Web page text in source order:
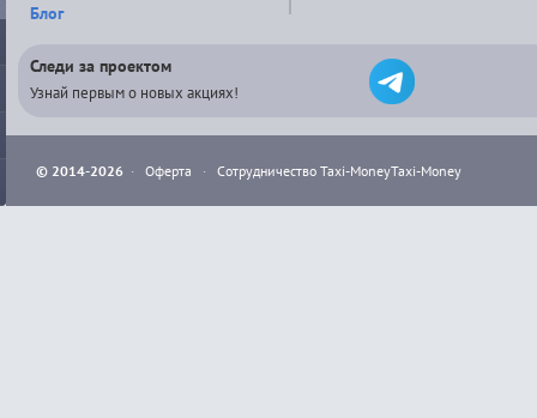
Блог
Следи за проектом
Узнай первым о новых акциях!
© 2014-2026 · Оферта · Сотрудничество Taxi-MoneyTaxi-Money